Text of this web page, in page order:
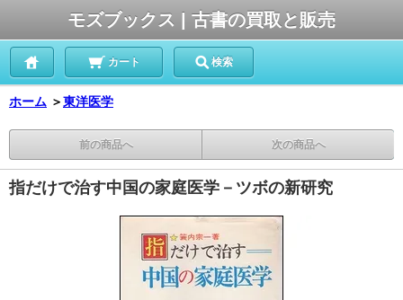
モズブックス | 古書の買取と販売
カート 検索
ホーム ＞東洋医学
前の商品へ 次の商品へ
指だけで治す中国の家庭医学－ツボの新研究